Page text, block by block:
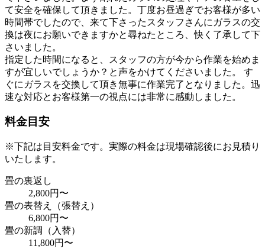
て安全を確保して頂きました。丁度お昼過ぎでお客様が多い
時間帯でしたので、来て下さったスタッフさんにガラスの交
換は夜にお願いできますかと尋ねたところ、快く了承して下
さいました。
指定した時間になると、スタッフの方が今から作業を始めま
すが宜しいでしょうか？と声をかけてくださいました。 す
ぐにガラスを交換して頂き無事に作業完了となりました。 迅
速な対応とお客様第一の視点には非常に感動しました。
料金目安
※下記は目安料金です。実際の料金は現場確認後にお見積り
いたします。
畳の裏返し
2,800円〜
畳の表替え（張替え）
6,800円〜
畳の新調（入替）
11,800円〜